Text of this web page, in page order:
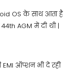
OS के साथ आता है
AGM में दी थी |
ऑप्शन भी दे रही